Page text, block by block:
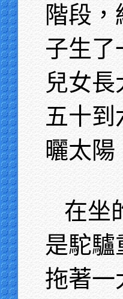
階段
子生了
兒女
五十
曬太
在坐
是駝驢
拖著一